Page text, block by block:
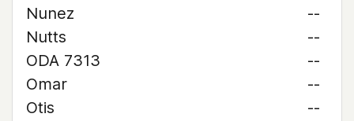
Nunez
--
Nutts
--
ODA 7313
--
Omar
--
Otis
--